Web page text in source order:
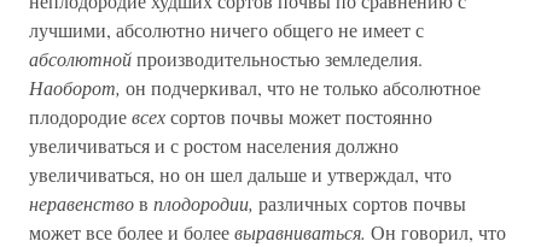
лучшими, абсолютно ничего общего не имеет с
абсолютнойпроизводительностью земледелия.
Наоборот, он подчеркивал, что не только абсолютное
плодородиевсехсортов почвы может постоянно
увеличиваться и с ростом населения должно
увеличиваться, но он шел дальше и утверждал, что
неравенствов плодородии, различных сортов почвы
может все более и болеевыравниваться. Он говорил, что